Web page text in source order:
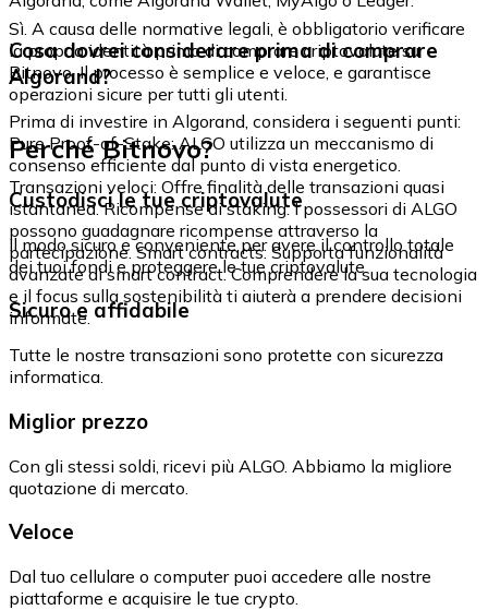
Sì. A causa delle normative legali, è obbligatorio verificare
la propria identità prima di comprare criptovalute su
Bitnovo. Il processo è semplice e veloce, e garantisce
operazioni sicure per tutti gli utenti.
Cosa dovrei considerare prima di comprare
Algorand?
Prima di investire in Algorand, considera i seguenti punti:
Pure Proof-of-Stake: ALGO utilizza un meccanismo di
consenso efficiente dal punto di vista energetico.
Transazioni veloci: Offre finalità delle transazioni quasi
istantanea. Ricompense di staking: I possessori di ALGO
possono guadagnare ricompense attraverso la
partecipazione. Smart contracts: Supporta funzionalità
avanzate di smart contract. Comprendere la sua tecnologia
e il focus sulla sostenibilità ti aiuterà a prendere decisioni
informate.
Perché Bitnovo?
Custodisci le tue criptovalute
Il modo sicuro e conveniente per avere il controllo totale
dei tuoi fondi e proteggere le tue criptovalute.
Sicuro e affidabile
Tutte le nostre transazioni sono protette con sicurezza
informatica.
Miglior prezzo
Con gli stessi soldi, ricevi più ALGO. Abbiamo la migliore
quotazione di mercato.
Veloce
Dal tuo cellulare o computer puoi accedere alle nostre
piattaforme e acquisire le tue crypto.